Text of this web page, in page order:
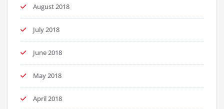
August 2018
July 2018
June 2018
May 2018
April 2018